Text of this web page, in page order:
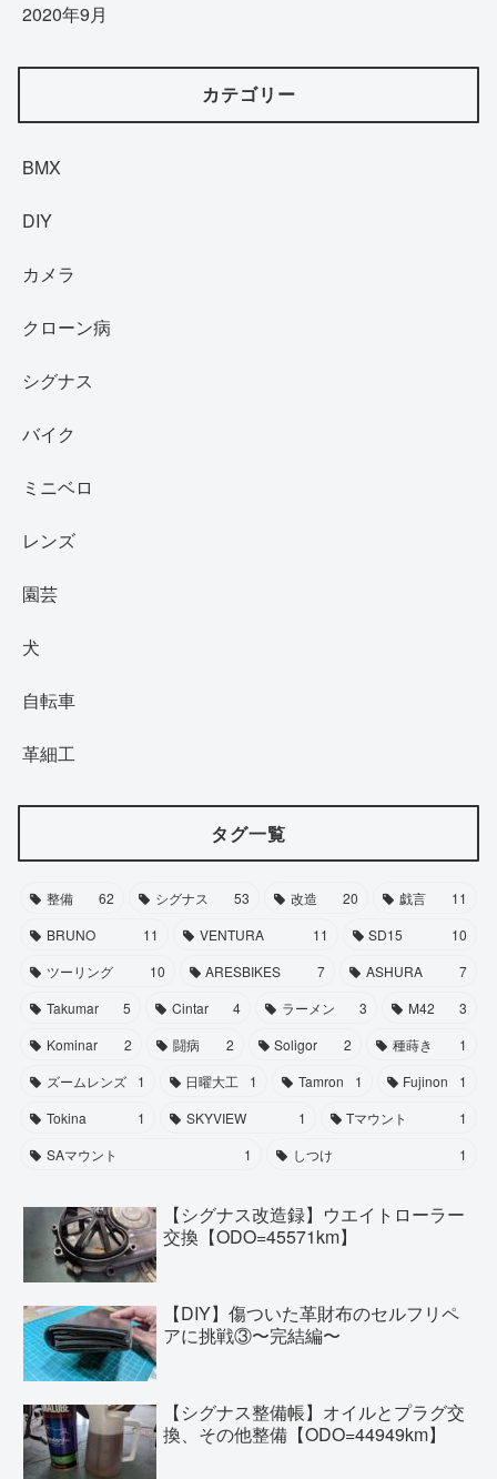
2020年9月
カテゴリー
BMX
DIY
カメラ
クローン病
シグナス
バイク
ミニベロ
レンズ
園芸
犬
自転車
革細工
タグ一覧
整備 62 シグナス 53 改造 20 戯言
11
BRUNO
11 VENTURA 11 SD15
10
ツーリング
10 ARESBIKES 7 ASHURA
7
Takumar
5 Cintar 4 ラーメン 3 M42
3
Kominar
2 闘病 2 Soligor 2 種蒔き
1
ズームレンズ
1 日曜大工 1 Tamron 1 Fujinon
1
Tokina
1 SKYVIEW 1 Tマウント
1
SAマウント
1 しつけ 1
【シグナス改造録】ウエイトローラー
交換【ODO=45571km】
【DIY】傷ついた革財布のセルフリペ
アに挑戦③〜完結編〜
【シグナス整備帳】オイルとプラグ交
換、その他整備【ODO=44949km】